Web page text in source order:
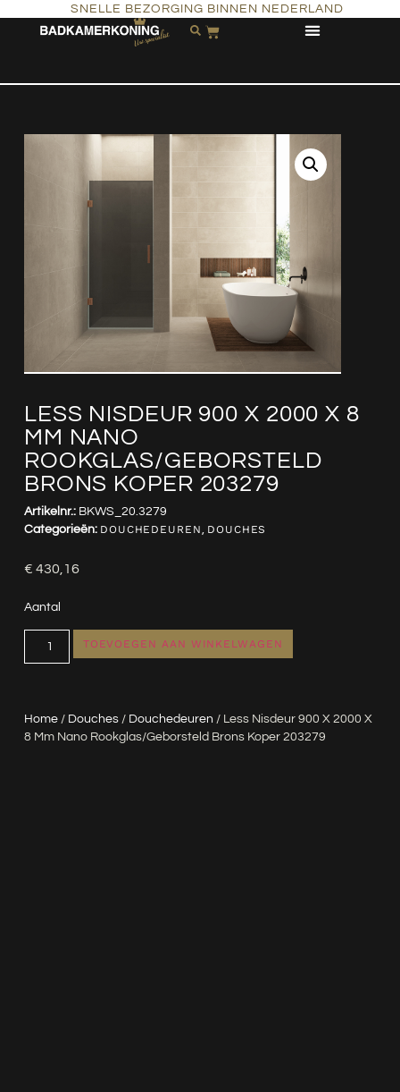
SNELLE BEZORGING BINNEN NEDERLAND
LESS NISDEUR 900 X 2000 X 8
MM NANO
ROOKGLAS/GEBORSTELD
BRONS KOPER 203279
Home/ Douches/ Douchedeuren / Less Nisdeur 900 X 2000 X
8 Mm Nano Rookglas/geborsteld Brons Koper 203279
Artikelnr.: BKWS_20.3279
Categorieën: DOUCHEDEUREN, DOUCHES
€ 430,16
Aantal
TOEVOEGEN AAN WINKELWAGEN